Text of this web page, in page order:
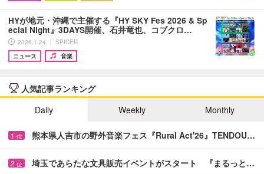
HYが地元・沖縄で主催する『HY SKY Fes 2026 & Sp
ecial Night』3DAYS開催、石井竜也、コブクロ…
2026.1.24 ｜ SPICER
ニュース
音楽
人気記事ランキング
Daily
Weekly Monthly
1 位 熊本県人吉市の野外音楽フェス『Rural Act'26』TENDOU…
2 位 埼玉であらたな文具販売イベントがスタート 『まるっと…